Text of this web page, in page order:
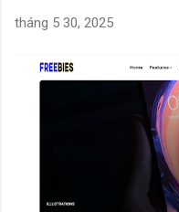
tháng 5 30, 2025